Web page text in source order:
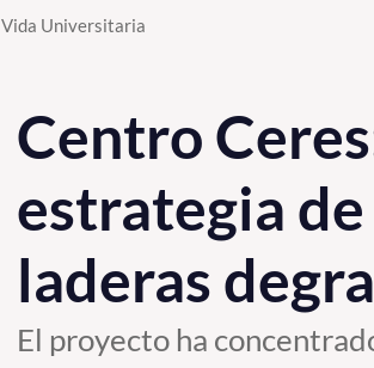
Vida Universitaria
Centro
estrategia
laderas
El proyecto ha